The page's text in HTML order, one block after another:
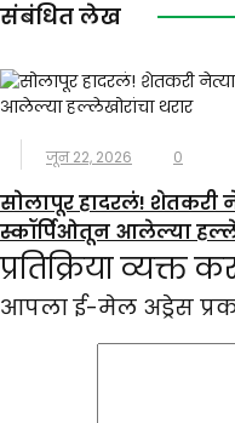
संबंधित लेख
जून 22, 2026 0
सोलापूर हादरलं! शेतकरी
स्कॉर्पिओतून आलेल्या
प्रतिक्रिया व्यक्त
आपला ई-मेल अड्रेस